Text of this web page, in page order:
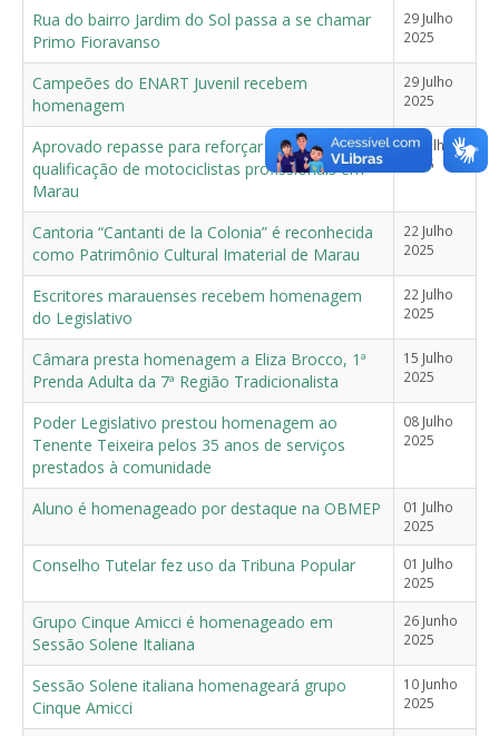
Rua do bairro Jardim do Sol passa a se chamar
Primo Fioravanso
29 Julho
2025
Campeões do ENART Juvenil recebem
homenagem
29 Julho
2025
Aprovado repasse para reforçar segurança e
qualificação de motociclistas profissionais em
Marau
22 Julho
2025
Cantoria “Cantanti de la Colonia” é reconhecida
como Patrimônio Cultural Imaterial de Marau
22 Julho
2025
Escritores marauenses recebem homenagem
do Legislativo
22 Julho
2025
Câmara presta homenagem a Eliza Brocco, 1ª
Prenda Adulta da 7ª Região Tradicionalista
15 Julho
2025
Poder Legislativo prestou homenagem ao
Tenente Teixeira pelos 35 anos de serviços
prestados à comunidade
08 Julho
2025
Aluno é homenageado por destaque na OBMEP
01 Julho
2025
Conselho Tutelar fez uso da Tribuna Popular
01 Julho
2025
Grupo Cinque Amicci é homenageado em
Sessão Solene Italiana
26 Junho
2025
Sessão Solene italiana homenageará grupo
Cinque Amicci
10 Junho
2025